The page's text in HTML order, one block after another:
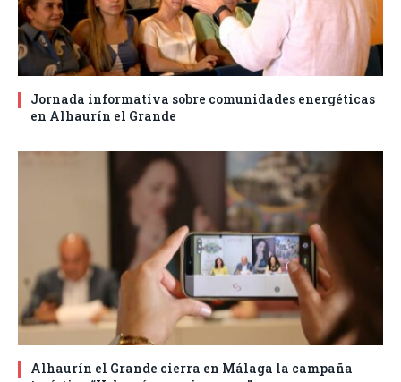
Jornada informativa sobre comunidades energéticas
en Alhaurín el Grande
Alhaurín el Grande cierra en Málaga la campaña